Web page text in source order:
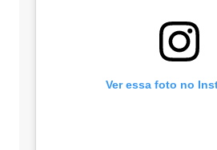
Ver essa foto no